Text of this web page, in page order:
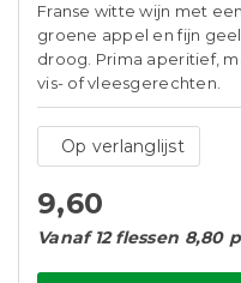
Franse witte wijn met
groene appel en fijn
droog. Prima aperitief,
vis- of vleesgerechten.
Op verlanglijst
9,60
Vanaf 12 flessen 8,80